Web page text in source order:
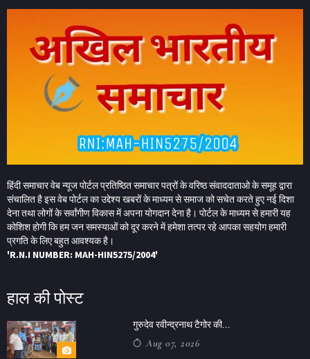
हिंदी समाचार वेब न्यूज पोर्टल प्रतिष्ठित समाचार पत्रों के वरिष्ठ संवाददाताओ के समूह द्वारा
संचालित है इस वेब पोर्टल का उद्देश्य खबरों के माध्यम से समाज को सचेत करते हुए नई दिशा
देना तथा लोगों के सर्वांगीण विकास में अपना योगदान देना है। पोर्टल के माध्यम से हमारी यह
कोशिश होगी कि हम जन समस्याओं को दूर करने में हमेशा तत्पर रहे आपका सहयोग हमारी
प्रगति के लिए बहुत आवश्यक है।
'R.N.I NUMBER: MAH-HIN5275/2004'
हाल की पोस्ट
गुरुदेव रवीन्द्रनाथ टैगोर की...
Aug 07, 2026